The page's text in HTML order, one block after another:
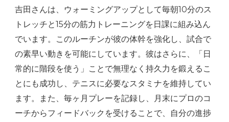
吉田さんは、ウォーミングアップとして毎朝10分のス
トレッチと15分の筋力トレーニングを日課に組み込ん
でいます。このルーチンが彼の体幹を強化し、試合で
の素早い動きを可能にしています。彼はさらに、「日
常的に階段を使う」ことで無理なく持久力を鍛えるこ
とにも成功し、テニスに必要なスタミナを維持してい
ます。また、毎ヶ月プレーを記録し、月末にプロのコ
ーチからフィードバックを受けることで、自分の進捗